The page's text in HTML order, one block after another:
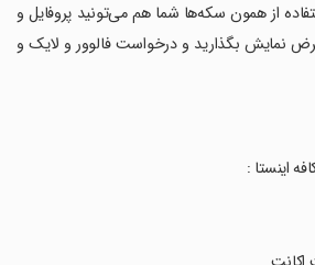
از همون سکه‌ها شما هم می‌تونید پروفایل و
نمایش بگذارید و درخواست فالوور و لایک و
اینستا :